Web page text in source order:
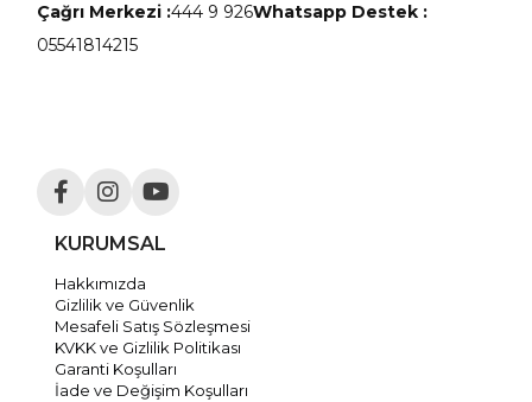
Çağrı Merkezi :444 9 926Whatsapp Destek :
05541814215
KURUMSAL
Hakkımızda
Gizlilik ve Güvenlik
Mesafeli Satış Sözleşmesi
KVKK ve Gizlilik Politikası
Garanti Koşulları
İade ve Değişim Koşulları